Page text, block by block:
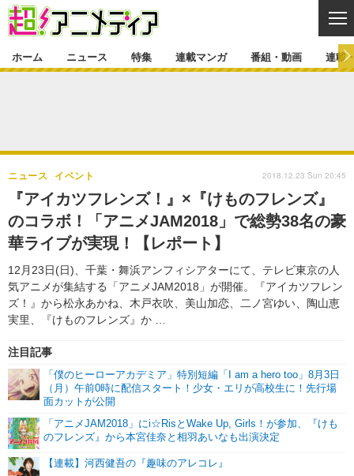
ゲーム・アプリ マンガ
グッズ イベント
声優
舞台 新帝スタ
特集一覧 カバー
ラキりす
連載マンガ
番組・動画
番組・動画一覧 ラジオ
動画
連載・ブログ
連載・ブログ一覧
編集部ブログ・お知らせ
ホーム ニュース 特集 連載マンガ 番組・動画 連載
『アイカツフレンズ！』×『けものフレンズ』
のコラボ！「アニメJAM2018」で総勢38名の豪
華ライブが実現！【レポート】
12月23日(日)、千葉・舞浜アンフィシアターにて、テレビ東京の人
気アニメが集結する「アニメJAM2018」が開催。『アイカツフレン
ズ！』から松永あかね、木戸衣吹、美山加恋、二ノ宮ゆい、陶山恵
実里、『けものフレンズ』か …
ニュース イベント
注目記事
「僕のヒーローアカデミア」特別短編「I am a hero too」8月3日
（月）午前0時に配信スタート！少女・エリが高校生に！先行場
面カットが公開
「アニメJAM2018」にi☆RisとWake Up, Girls！が参加、『けも
のフレンズ』から本宮佳奈と相羽あいなも出演決定
【連載】河西健吾の『趣味のアレコレ』
2018.12.23 Sun 20:45